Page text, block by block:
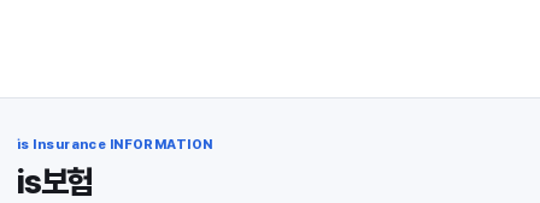
is Insurance INFORMATION
is보험